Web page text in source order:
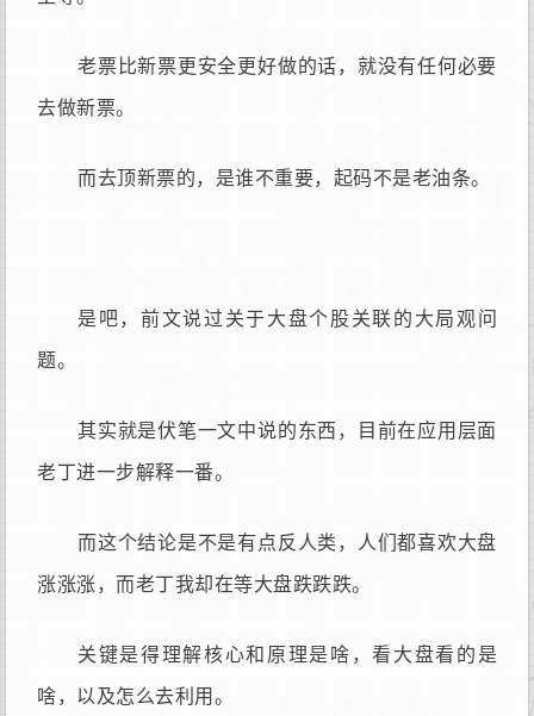
老票比新票更安全更好做的话，就没有任何必要
去做新票。
而去顶新票的，是谁不重要，起码不是老油条。
是吧，前文说过关于大盘个股关联的大局观问
题。
其实就是伏笔一文中说的东西，目前在应用层面
老丁进一步解释一番。
而这个结论是不是有点反人类，人们都喜欢大盘
涨涨涨，而老丁我却在等大盘跌跌跌。
关键是得理解核心和原理是啥，看大盘看的是
啥，以及怎么去利用。